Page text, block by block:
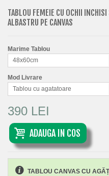
TABLOU FEMEIE CU OCHII INCHISI
ALBASTRU PE CANVAS
Marime Tablou
48x60cm
Mod Livrare
Tablou cu agatatoare
390 LEI
ADAUGA IN COS
TABLOU CANVAS CU